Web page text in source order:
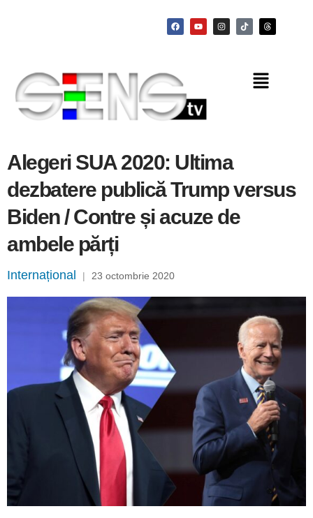
Alegeri SUA 2020: Ultima
dezbatere publică Trump versus
Biden / Contre și acuze de
ambele părți
Internațional | 23 octombrie 2020